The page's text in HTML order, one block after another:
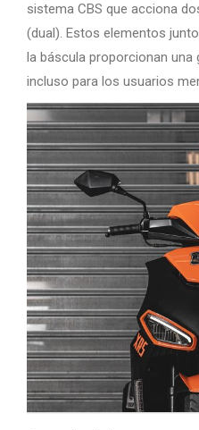
sistema CBS que acciona
(dual). Estos elementos
la báscula proporcionan una
incluso para los usuarios